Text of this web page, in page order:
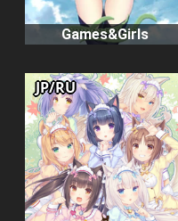
Games&Girls
JP/RU